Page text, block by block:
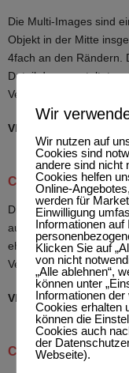
Die Multi-Images sind
Objekt in der Mitte
4fach an den Rändern.
Detail dann gestaltet
Versand ist gegen
VB 15 €
Cokin Filtersystem
Diesen Polfilter habe
auch an einer
ehrlicherweise nicht …
Versand ist gegen
VB 10 €
Cokin Filtersystem
Wir
Wir nutzen auf
Cookies sind
andere sind nicht
Cookies helfen
Online-
werden für
Einwilligung
Informationen
Klicken Sie auf
von nicht
„Alle ablehnen“,
können unter
Informationen
Cookies erhalten
können die
Cookies auch
der
Webseite).